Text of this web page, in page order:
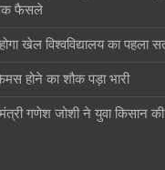
फैसले
खेल विश्वविद्यालय का पहला
होने का शौक पड़ा भारी
गणेश जोशी ने युवा किसान